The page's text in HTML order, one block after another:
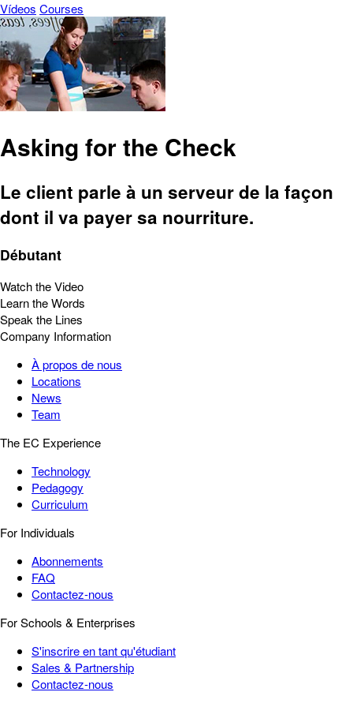
Vídeos Courses
Asking for the Check
Le client parle à un serveur de la façon
dont il va payer sa nourriture.
Débutant
Watch the Video
Learn the Words
Speak the Lines
Company Information
À propos de nous
Locations
News
Team
The EC Experience
Technology
Pedagogy
Curriculum
For Individuals
Abonnements
FAQ
Contactez-nous
For Schools & Enterprises
S'inscrire en tant qu'étudiant
Sales & Partnership
Contactez-nous